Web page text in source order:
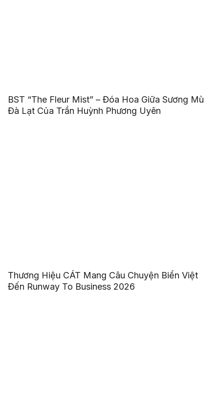
BST “The Fleur Mist” – Đóa Hoa Giữa Sương Mù
Đà Lạt Của Trần Huỳnh Phương Uyên
Thương Hiệu CÁT Mang Câu Chuyện Biển Việt
Đến Runway To Business 2026